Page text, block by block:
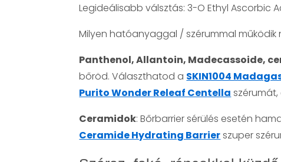
Legideálisabb válsztás: 3-O Ethyl Ascorbic
Milyen hatóanyaggal / szérummal
Panthenol, Allantoin, Madecassoide,
bőröd. Választhatod a SKIN1004
Purito Wonder Releaf Centella
Ceramidok: Bőrbarrier sérülés esetén
Ceramide Hydrating Barrierszuper